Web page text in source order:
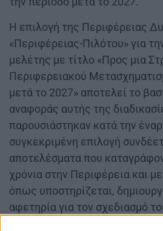
Η επιλογή της Περιφέρειας
«Περιφέρειας-Πιλότου» για
μελέτης με τίτλο «Προς μια
Περιφερειακού
μετά το 2027» αποτελεί το
αναφοράς αυτής της
παρουσιάστηκαν κατά την
συγκεκριμένη επιλογή
αποτελέσματα που
χρόνια στην Περιφέρεια και
όπως υποστηρίζεται,
αφετηρία για τον σχεδιασμό